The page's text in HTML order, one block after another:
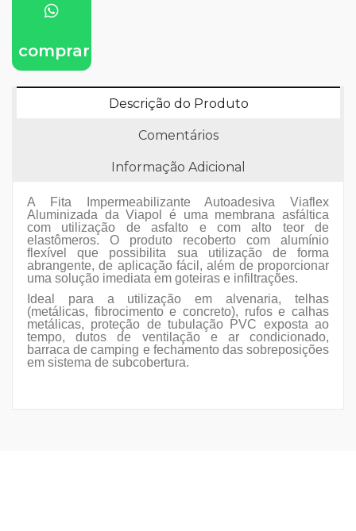
comprar
Descrição do Produto
Comentários
Informação Adicional
A Fita Impermeabilizante Autoadesiva Viaflex
Aluminizada da Viapol é uma membrana asfáltica
com utilização de asfalto e com alto teor de
elastômeros. O produto recoberto com alumínio
flexível que possibilita sua utilização de forma
abrangente, de aplicação fácil, além de proporcionar
uma solução imediata em goteiras e infiltrações.
Ideal para a utilização em alvenaria, telhas
(metálicas, fibrocimento e concreto), rufos e calhas
metálicas, proteção de tubulação PVC exposta ao
tempo, dutos de ventilação e ar condicionado,
barraca de camping e fechamento das sobreposições
em sistema de subcobertura.